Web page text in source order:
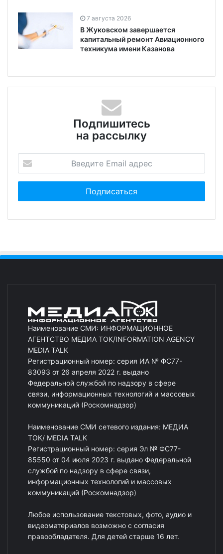
7 августа 2026
В Жуковском завершается
капитальный ремонт Авиационного
техникума имени Казанова
Подпишитесь
на рассылку
Наименование СМИ: ИНФОРМАЦИОННОЕ
АГЕНТСТВО МЕДИА ТОК/INFORMATION AGENCY
MEDIA TALK
Регистрационный номер: серия ИА № ФС77-
83093 от 26 апреля 2022 г. выдано
Федеральной службой по надзору в сфере
связи, информационных технологий и массовых
коммуникаций (Роскомнадзор)
Наименование СМИ сетевого издания: МЕДИА
ТОК/ MEDIA TALK
Регистрационный номер: серия Эл № ФС77-
85550 от 04 июля 2023 г. выдано Федеральной
службой по надзору в сфере связи,
информационных технологий и массовых
коммуникаций (Роскомнадзор)
Любое использование текстовых, фото, аудио и
видеоматериалов возможно с согласия
правообладателя. Для детей старше 16 лет.